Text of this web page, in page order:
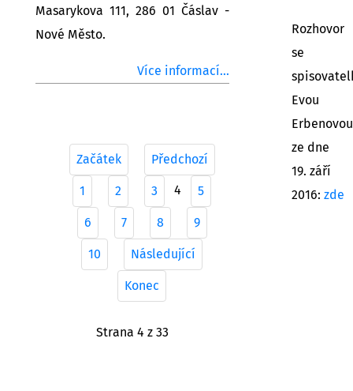
Masarykova 111, 286 01 Čáslav -
Nové Město.
Více informací...
Začátek Předchozí
1 2 3 4 5
6 7 8 9
10 Následující
Konec
Strana 4 z 33
Rozhovor
se
Evou
Erbenovou
ze dne
19. září
2016: zde